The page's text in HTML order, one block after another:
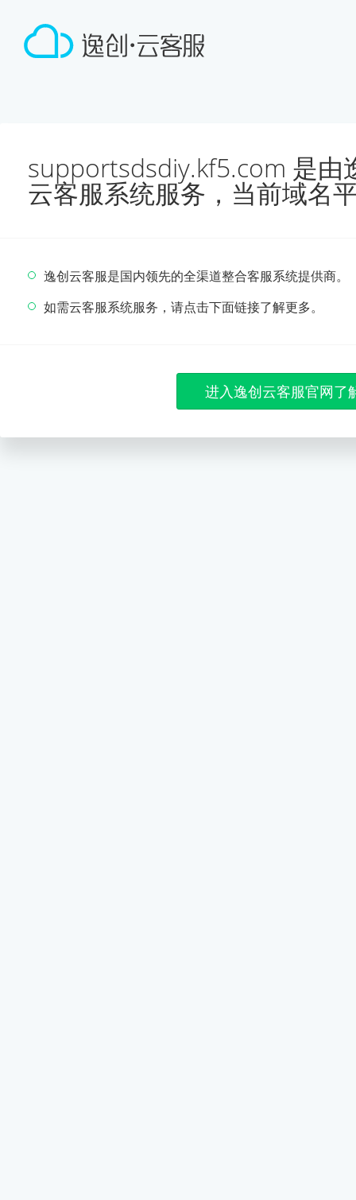
supportsdsdiy.kf5.com 是由
云客服系统服务，当前域名
逸创云客服是国内领先的全渠道整合客服系统提供商。
如需云客服系统服务，请点击下面链接了解更多。
进入逸创云客服官网了